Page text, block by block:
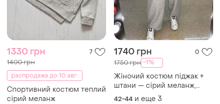
1330 грн 7
1400 грн
распродажа до 10 авг.
Спортивний костюм теплий
сірий меланж
1740 грн 0
1750 грн -1%
Жіночий костюм піджак +
штани — сірий меланж,
чорний — 42–46, 48–52
42-44 и еще 3